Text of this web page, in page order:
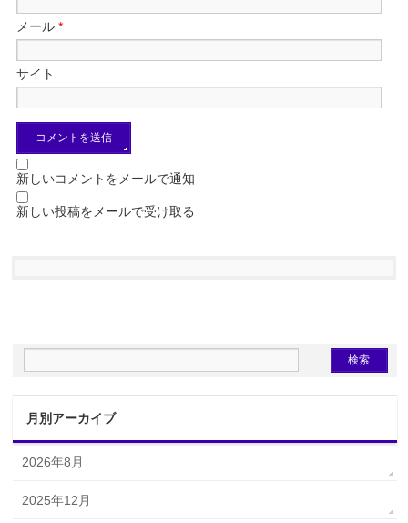
メール*
サイト
新しいコメントをメールで通知
新しい投稿をメールで受け取る
月別アーカイブ
2026年8月
2025年12月